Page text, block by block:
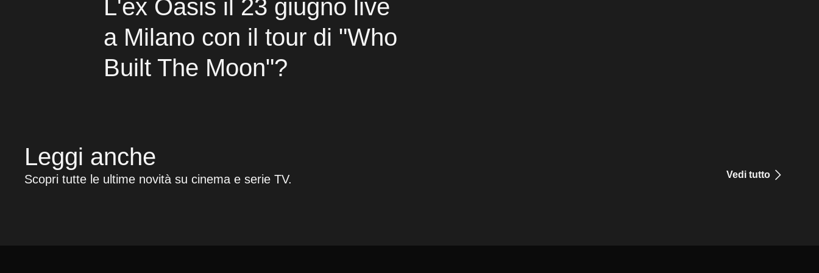
L'ex Oasis il 23 giugno live
a Milano con il tour di "Who
Built The Moon"?
Leggi anche
Scopri tutte le ultime novità su cinema e serie TV. Vedi tutto